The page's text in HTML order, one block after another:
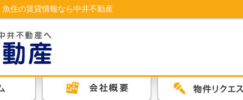
住の賃貸情報なら中井不動産